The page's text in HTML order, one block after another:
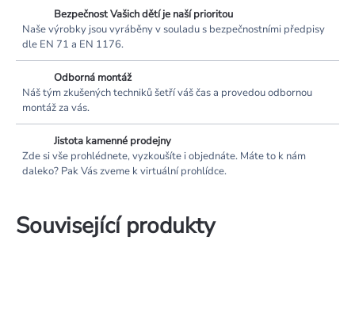
Bezpečnost Vašich dětí je naší prioritou
Naše výrobky jsou vyráběny v souladu s bezpečnostními předpisy
dle EN 71 a EN 1176.
Odborná montáž
Náš tým zkušených techniků šetří váš čas a provedou odbornou
montáž za vás.
Jistota kamenné prodejny
Zde si vše prohlédnete, vyzkoušíte i objednáte. Máte to k nám
daleko? Pak Vás zveme k virtuální prohlídce.
Související produkty